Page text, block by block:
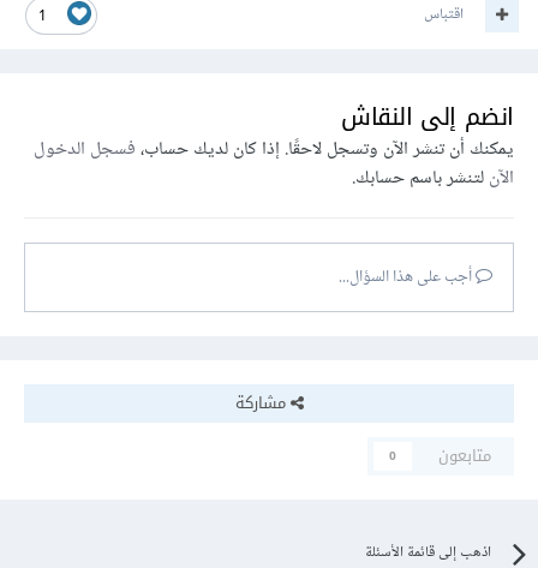
1 اقتباس
انضم إلى النقاش
يمكنك أن تنشر الآن وتسجل لاحقًا. إذا كان لديك حساب،فسجل الدخول
الآنلتنشر باسم حسابك.
أجب على هذا السؤال...
مشاركة
متابعون
0
اذهب إلى قائمة الأسئلة